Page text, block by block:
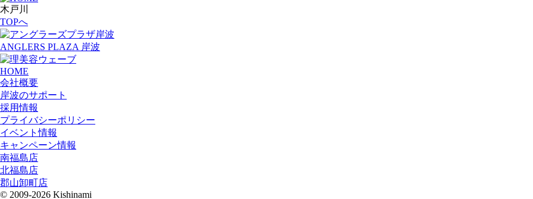
木戸川
TOPへ
ANGLERS PLAZA 岸波
HOME
会社概要
岸波のサポート
採用情報
プライバシーポリシー
イベント情報
キャンペーン情報
南福島店
北福島店
郡山卸町店
© 2009-2026 Kishinami